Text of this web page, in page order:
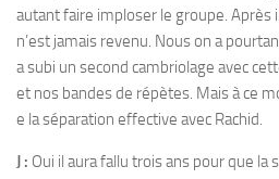
autant faire imploser le groupe. Après
n’est jamais revenu. Nous on a
a subi un second cambriolage avec
et nos bandes de répètes. Mais à ce
e la séparation effective avec Rachid.
J : Oui il aura fallu trois ans pour que la